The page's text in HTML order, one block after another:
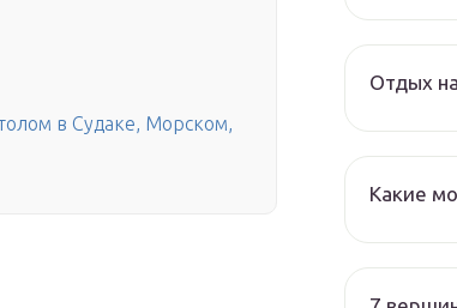
в Судаке, Морском,
Отдых
Какие